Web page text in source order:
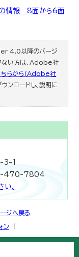
情報 8面から6面
4.0以降のバージ
い方は、Adobe社
ちらから（Adobe社
ウンロードし、説明に
3-1
470-7804
。
ージへ戻る
ン